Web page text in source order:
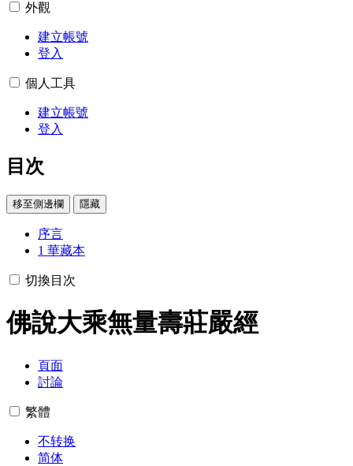
外觀
建立帳號
登入
個人工具
建立帳號
登入
目次
移至側邊欄 隱藏
序言
1 華藏本
切換目次
佛說大乘無量壽莊嚴經
頁面
討論
繁體
不转换
简体